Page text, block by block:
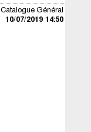
Catalogue Général
10/07/2019 14:50